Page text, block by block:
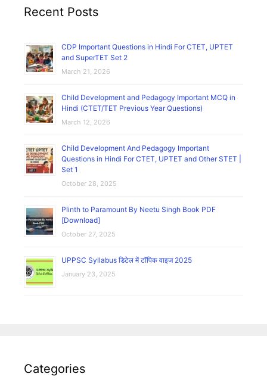
Recent Posts
CDP Important Questions in Hindi For CTET, UPTET
and SuperTET Set 2
March 21, 2026
Child Development and Pedagogy Important MCQ in
Hindi (CTET/TET Previous Year Questions)
March 12, 2026
Child Development And Pedagogy Important
Questions in Hindi For CTET, UPTET and Other STET |
Set 1
October 28, 2025
Plinth to Paramount By Neetu Singh Book PDF
[Download]
October 27, 2025
UPPSC Syllabus डिटेल में टॉपिक वाइज 2025
January 23, 2025
Categories